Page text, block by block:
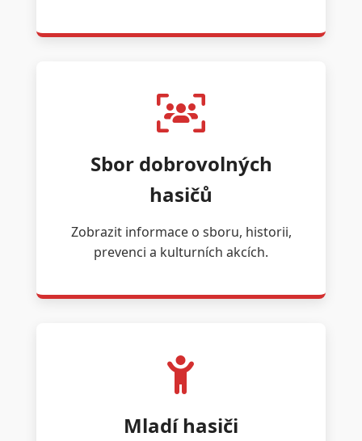
Sbor dobrovolných
hasičů
Zobrazit informace o sboru, historii,
prevenci a kulturních akcích.
Mladí hasiči